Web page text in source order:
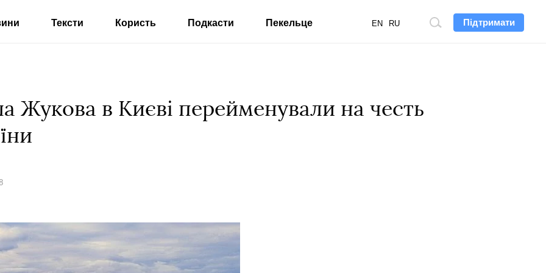
Підтримати
Пошук
EN RU
Тексти Користь Подкасти Пекельце
в Києві перейменували на честь